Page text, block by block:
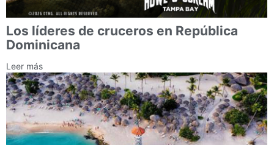
Los líderes de cruceros en República
Dominicana
Leer más